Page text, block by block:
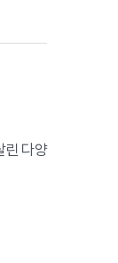
린 다양